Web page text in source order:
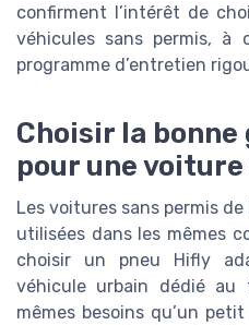
confirment l’intérêt de
véhicules sans permis, à
programme d’entretien
Choisir la bonne
pour une
Les voitures sans permis
utilisées dans les mêmes
choisir un pneu Hifly
véhicule urbain dédié au
mêmes besoins qu’un